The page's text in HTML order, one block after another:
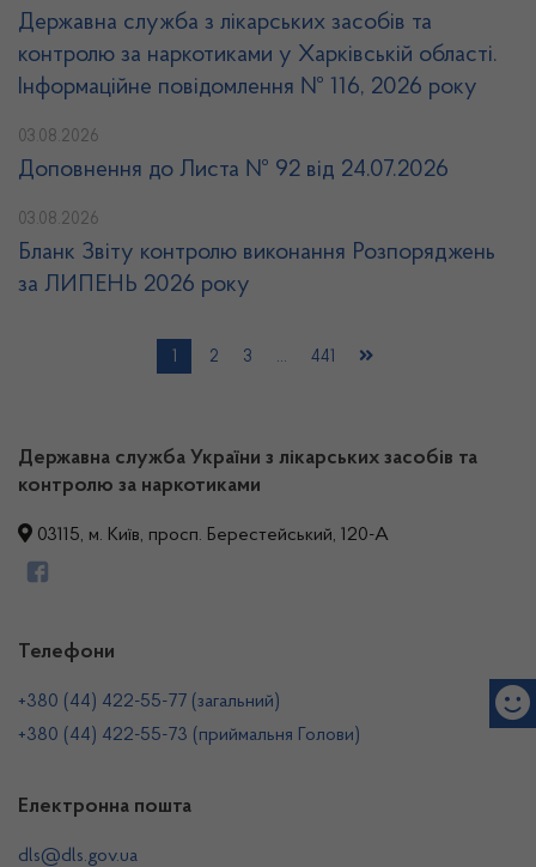
Державна служба з лікарських засобів та
контролю за наркотиками у Харківській області.
Інформаційне повідомлення № 116, 2026 року
03.08.2026
Доповнення до Листа № 92 від 24.07.2026
03.08.2026
Бланк Звіту контролю виконання Розпоряджень
за ЛИПЕНЬ 2026 року
2 3 … 441
Державна служба України з лікарських засобів та
контролю за наркотиками
03115, м. Київ, просп. Берестейський, 120-А
Телефони
+380 (44) 422-55-77 (загальний)
+380 (44) 422-55-73 (приймальня Голови)
Електронна пошта
dls@dls.gov.ua